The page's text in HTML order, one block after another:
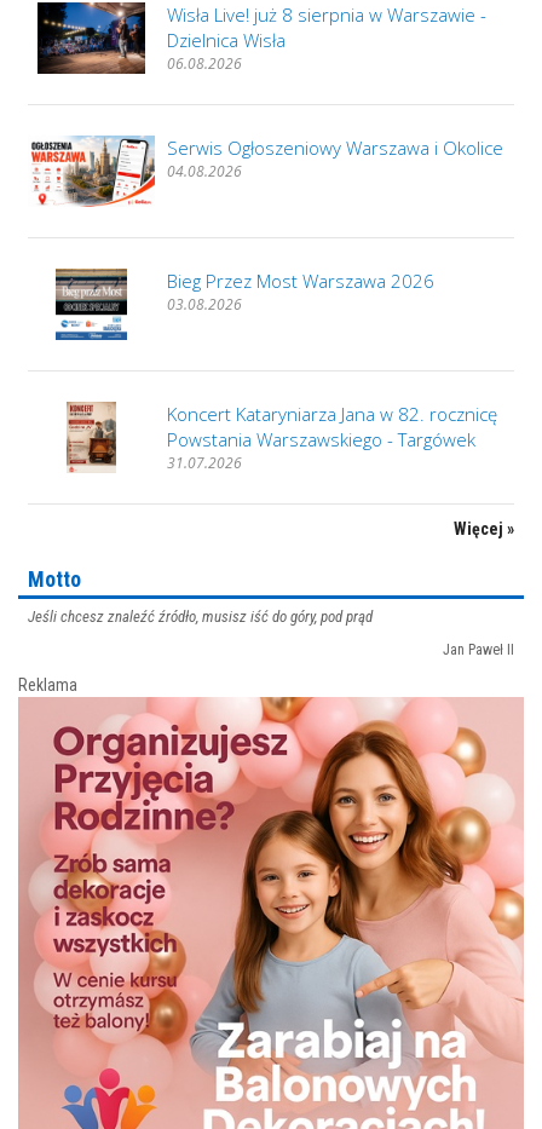
Wisła Live! już 8 sierpnia w Warszawie -
Dzielnica Wisła
06.08.2026
Serwis Ogłoszeniowy Warszawa i Okolice
04.08.2026
Bieg Przez Most Warszawa 2026
03.08.2026
Koncert Kataryniarza Jana w 82. rocznicę
Powstania Warszawskiego - Targówek
31.07.2026
Więcej »
Motto
Jeśli chcesz znaleźć źródło, musisz iść do góry, pod prąd
Jan Paweł II
Reklama